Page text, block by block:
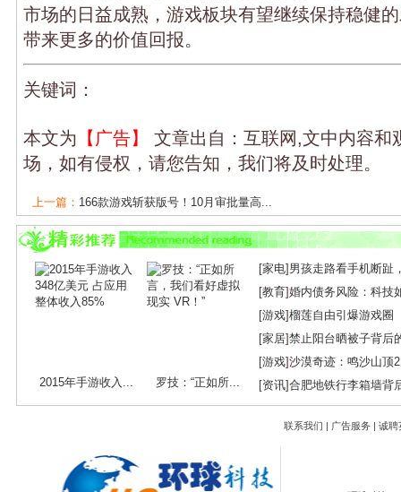
市场的日益成熟，游戏板块有望继续保持稳健
带来更多的价值回报。
关键词：
本文为 【广告】
文章出自：互联网,文中内容和
场，如有侵权，请您告知，我们将及时处理。
上一篇： 166款游戏斩获版号！10月审批量高...
下一篇：凉屋游戏破圈之作：《楼兰：诅咒...
2015年手游收入... 罗技：“正如所...
[家电] 男孩走路看手机断趾
[教育]婚内债务风险：科技
[游戏]榴莲自由引爆游戏圈
[家居]禁止阳台晒被子背后
[游戏]沙漠奇迹：鸣沙山顶
[资讯]合肥地铁行李箱墙背
联系我们 | 广告服务 | 诚聘